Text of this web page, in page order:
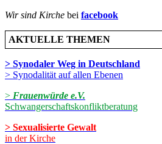
Wir sind Kirche bei facebook
AKTUELLE THEMEN
> Synodaler Weg in Deutschland
> Synodalität auf allen Ebenen
> Frauenwürde e.V.
Schwangerschaftskonfliktberatung
> Sexualisierte Gewalt
in der Kirche